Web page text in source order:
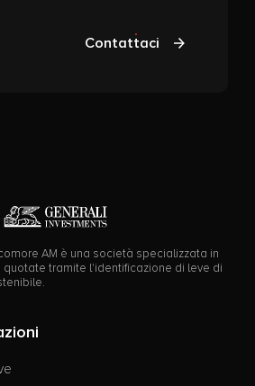
Contattaci
AM è una società specializzata in
quotate tramite l'identificazione di leve di